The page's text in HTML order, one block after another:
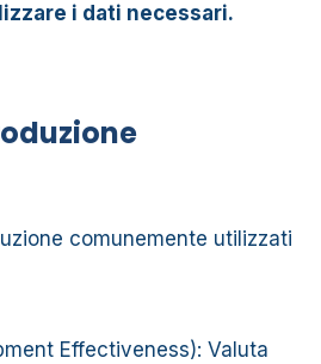
i dati necessari.
comunemente utilizzati
Effectiveness): Valuta